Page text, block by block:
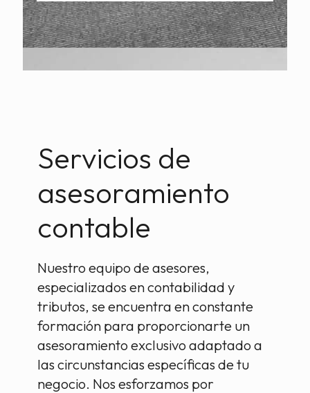
Servicios de
asesoramiento
contable
Nuestro equipo de asesores,
especializados en contabilidad y
tributos, se encuentra en constante
formación para proporcionarte un
asesoramiento exclusivo adaptado a
las circunstancias específicas de tu
negocio. Nos esforzamos por